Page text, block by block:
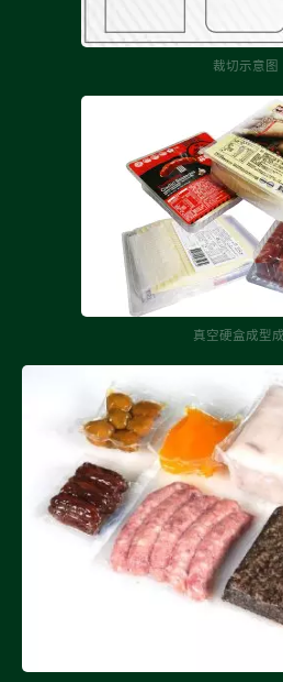
裁切示意图
真空硬盒成型